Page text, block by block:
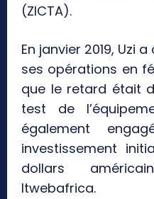
(ZICTA).
En janvier 2019, Uzi
ses opérations en
que le retard était
test de
également
investissement
dollars
Itwebafrica.